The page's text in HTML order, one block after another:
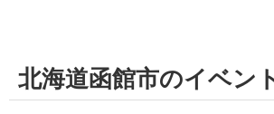
北海道函館市のイベン